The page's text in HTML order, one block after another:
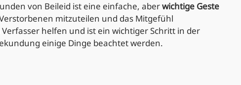
von Beileid ist eine einfache, aberwichtige Geste
mitzuteilen und das Mitgefühl
helfen und ist ein wichtiger Schritt in der
einige Dinge beachtet werden.